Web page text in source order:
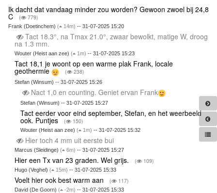
Ik dacht dat vandaag minder zou worden? Gewoon zwoel bij 24,8
C ( 779)
Frank (Doetinchem) ( 14m) -- 31-07-2025 15:20
Tact 18.3°, na Tmax 21.0°, zwaar bewolkt, matige W, droog
na 1.3 mm.
Wouter (Heist aan zee) ( 1m) -- 31-07-2025 15:23
Tact 18,1 je woont op een warme plak Frank, locale
geothermie ( 238)
Stefan (Winsum) -- 31-07-2025 15:26
Nact 1,0 en counting. Geniet ervan Frank
Stefan (Winsum) -- 31-07-2025 15:27
Tact eerder voor eind september, Stefan, en het weerbeeld
ook. Puntjes ( 150)
Wouter (Heist aan zee)( 1m) -- 31-07-2025 15:32
Hier toch 4 mm uit eerste bui
Marcus (Sleidinge) ( 6m) -- 31-07-2025 15:27
Hier een Tx van 23 graden. Wel grijs. ( 109)
Hugo (Veghel) ( 15m) -- 31-07-2025 15:33
Voelt hier ook best warm aan ( 117)
David (De Goorn) ( -2m) -- 31-07-2025 15:33